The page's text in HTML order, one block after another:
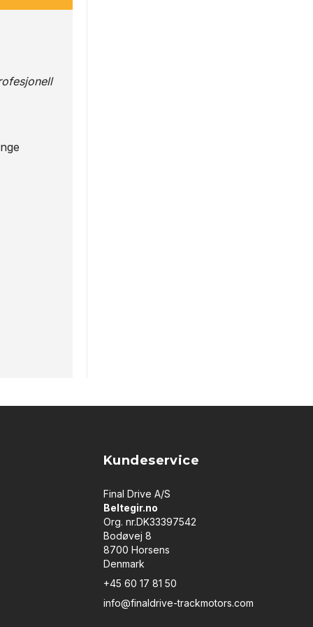
Kundeservice
Final Drive A/S
Beltegir.no
Org. nr.DK33397542
Bodøvej 8
8700 Horsens
Denmark
+45 60 17 81 50
info@finaldrive-trackmotors.com